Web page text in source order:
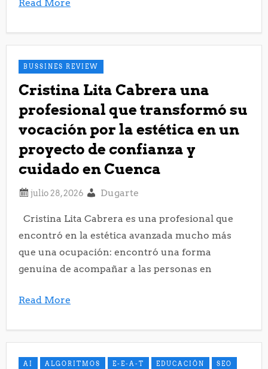
Read More
BUSSINES REVIEW
Cristina Lita Cabrera una
profesional que transformó su
vocación por la estética en un
proyecto de confianza y
cuidado en Cuenca
Dugarte
Cristina Lita Cabrera es una profesional que
encontró en la estética avanzada mucho más
que una ocupación: encontró una forma
genuina de acompañar a las personas en
Read More
AI ALGORITMOS E-E-A-T EDUCACIÓN SEO